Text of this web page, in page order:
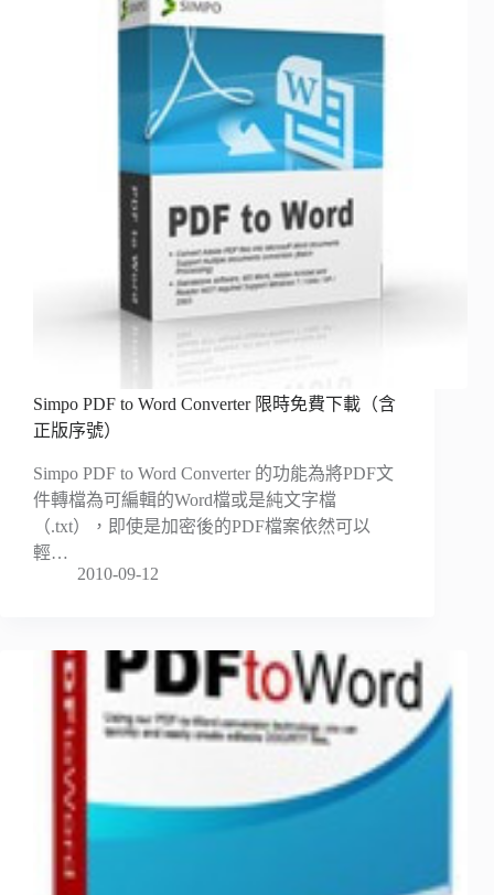
Simpo PDF to Word Converter 限時免費下載（含
正版序號）
Simpo PDF to Word Converter 的功能為將PDF文
件轉檔為可編輯的Word檔或是純文字檔
（.txt），即使是加密後的PDF檔案依然可以
輕…
2010-09-12